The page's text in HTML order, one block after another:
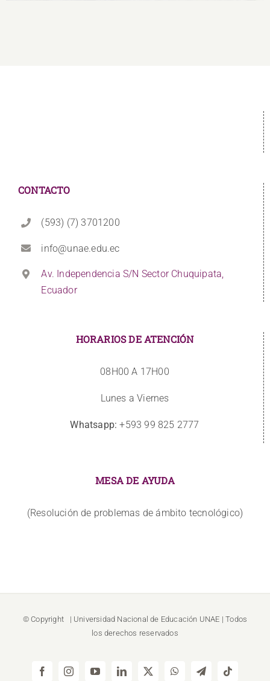
CONTACTO
(593) (7) 3701200
info@unae.edu.ec
Av. Independencia S/N Sector Chuquipata,
Ecuador
HORARIOS DE ATENCIÓN
08H00 A 17H00
Lunes a Viernes
Whatsapp: +593 99 825 2777
MESA DE AYUDA
(Resolución de problemas de ámbito tecnológico)
© Copyright | Universidad Nacional de Educación UNAE | Todos
los derechos reservados
FacebookInstagramYouTubeLinkedIn
X WhatsAppTelegramTiktok